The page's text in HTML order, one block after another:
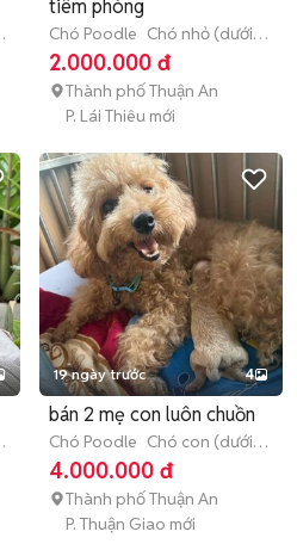
tiêm phòng
Chó Poodle Chó nhỏ (dưới 1
năm tuổi)
2.000.000 đ
Thành phố Thuận An
P. Lái Thiêu mới
19 ngày trước 4
bán 2 mẹ con luôn chuồn
Chó Poodle Chó con (dưới 3
tháng tuổi)
4.000.000 đ
Thành phố Thuận An
P. Thuận Giao mới